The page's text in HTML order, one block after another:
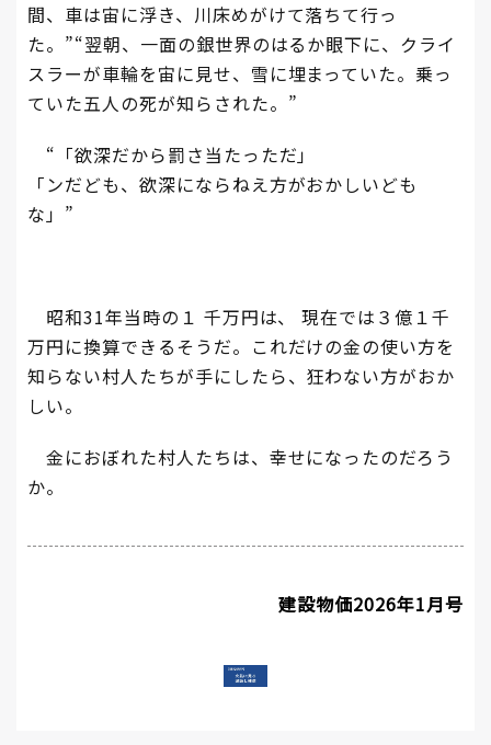
間、車は宙に浮き、川床めがけて落ちて行っ
た。”“翌朝、一面の銀世界のはるか眼下に、クライ
スラーが車輪を宙に見せ、雪に埋まっていた。乗っ
ていた五人の死が知らされた。”
“「欲深だから罰さ当たっただ」
「ンだども、欲深にならねえ方がおかしいども
な」”
昭和31年当時の１ 千万円は、 現在では３億１千
万円に換算できるそうだ。これだけの金の使い方を
知らない村人たちが手にしたら、狂わない方がおか
しい。
金におぼれた村人たちは、幸せになったのだろう
か。
建設物価2026年1月号